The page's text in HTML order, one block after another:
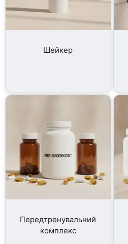
Шейкер
Передтренувальний
комплекс